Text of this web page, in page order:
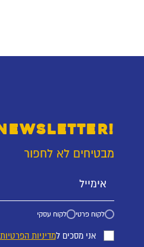
מבטיחים לא לחפור
לקוח פרטי לקוח עסקי
אני מסכים למדיניות הפרטיות